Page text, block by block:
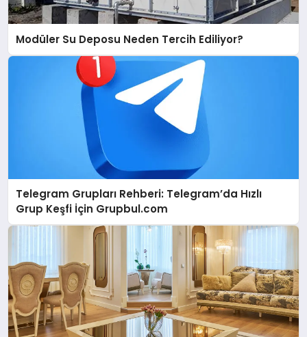
Modüler Su Deposu Neden Tercih Ediliyor?
Telegram Grupları Rehberi: Telegram’da Hızlı
Grup Keşfi İçin Grupbul.com